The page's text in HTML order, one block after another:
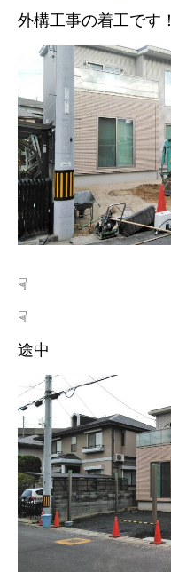
外構工事の着工です！
☟
☟
途中